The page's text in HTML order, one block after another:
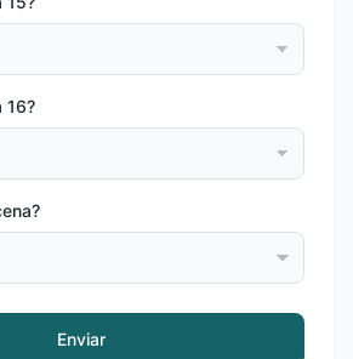
16?
Enviar